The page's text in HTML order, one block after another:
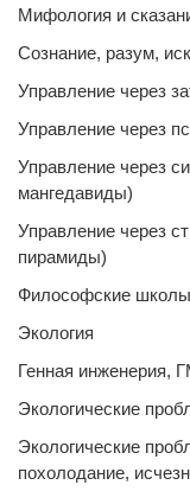
Мифология и
Сознание, разум,
Управление через
Управление через
Управление через
мангедавиды)
Управление через
пирамиды)
Философские школы
Экология
Генная инженерия,
Экологические
Экологические
похолодание,